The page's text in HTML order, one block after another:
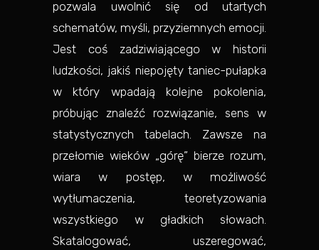
pozwala uwolnić się od utartych
schematów, myśli, przyziemnych emocji.
Jest coś zadziwiającego w historii
ludzkości, jakiś niepojęty taniec-pułapka
w który wpadają kolejne pokolenia,
próbując znaleźć rozwiązanie, sens w
statystycznych tabelach. Zawsze na
przełomie wieków „górę” bierze rozum,
wiara w postęp, w możliwość
wytłumaczenia, teoretyzowania
wszystkiego w gładkich słowach.
Skatalogować, uszeregować,